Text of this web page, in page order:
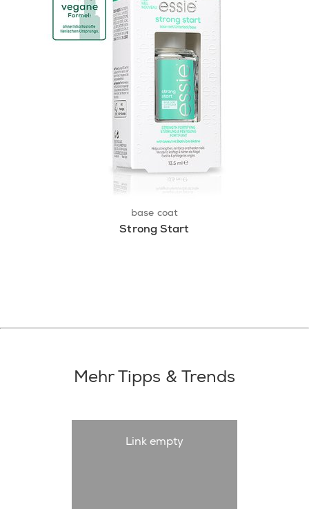
base coat
Strong Start
Mehr Tipps & Trends
Link empty